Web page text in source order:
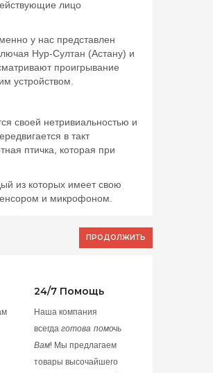
лицо
у нас представлен
Нур-Султан (Астану) и
проигрывание
устройством.
своей нетривиальностью и
в такт
птичка, которая при
из которых имеет свою
и микрофоном.
ПРОДОЛЖИТЬ
24/7 Помощь
Наша компания
всегдаготова помочь
Вам! Мы предлагаем
товары высочайшего